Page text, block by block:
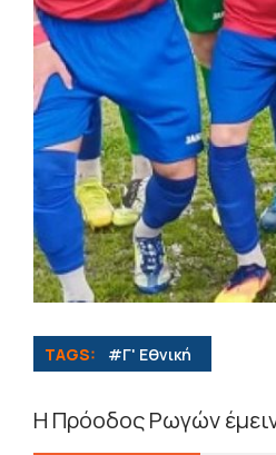
TAGS: #Γ' Εθνική
Η Πρόοδος Ρωγών